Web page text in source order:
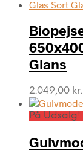
Glans
2.049,00 kr.
På Udsalg!